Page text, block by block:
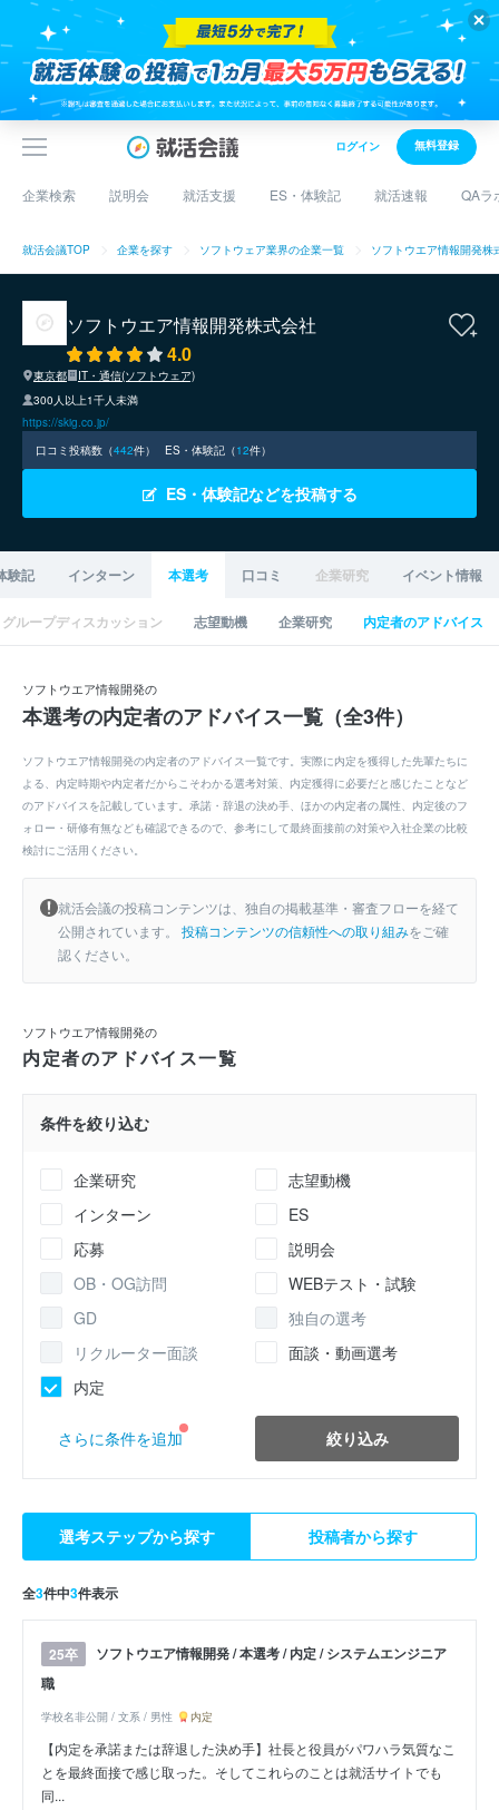
ログイン 無料登録
企業検索 説明会 就活支援 ES・体験記 就活速報 QAラ
就活会議TOP 企業を探す ソフトウェア業界の企業一覧 ソフトウエア情報開発株
ソフトウエア情報開発株式会社
4.0
東京都
IT・通信(ソフトウェア)
300人以上1千人未満
https://skig.co.jp/
口コミ投稿数（442件） ES・体験記（12件）
ES・体験記などを投稿する
験記 インターン 本選考 口コミ 企業研究 イベント情報
グループディスカッション 志望動機 企業研究 内定者のアドバイス
ソフトウエア情報開発の
本選考の内定者のアドバイス一覧（全3件）
ソフトウエア情報開発の内定者のアドバイス一覧です。実際に内定を獲得した先輩たちに
よる、内定時期や内定者だからこそわかる選考対策、内定獲得に必要だと感じたことなど
のアドバイスを記載しています。承諾・辞退の決め手、ほかの内定者の属性、内定後のフ
ォロー・研修有無なども確認できるので、参考にして最終面接前の対策や入社企業の比較
検討にご活用ください。
就活会議の投稿コンテンツは、独自の掲載基準・審査フローを経て
公開されています。 投稿コンテンツの信頼性への取り組みをご確
認ください。
ソフトウエア情報開発の
内定者のアドバイス一覧
条件を絞り込む
企業研究
志望動機
インターン
ES
応募
説明会
OB・OG訪問
WEBテスト・試験
GD
独自の選考
リクルーター面談
面談・動画選考
内定
さらに条件を追加 絞り込み
選考ステップから探す 投稿者から探す
全3件中3件表示
25卒
ソフトウエア情報開発 / 本選考 / 内定 / システムエンジニア
職
学校名非公開 / 文系 / 男性 内定
【内定を承諾または辞退した決め手】社長と役員がパワハラ気質なこ
とを最終面接で感じ取った。そしてこれらのことは就活サイトでも
同...